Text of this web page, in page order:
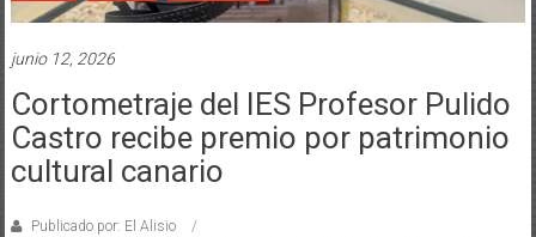
junio 12, 2026
Cortometraje del IES Profesor Pulido
Castro recibe premio por patrimonio
cultural canario
Publicado por: El Alisio